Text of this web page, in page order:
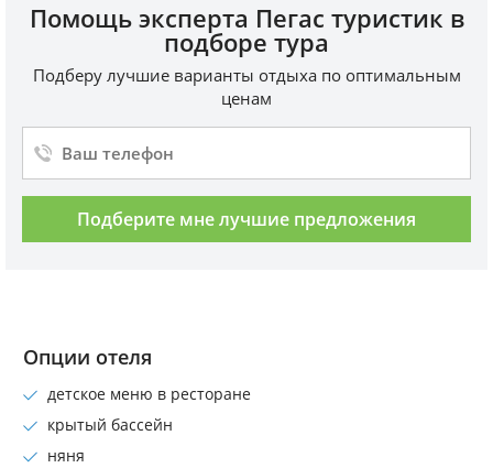
Помощь эксперта Пегас туристик в
подборе тура
Подберу лучшие варианты отдыха по оптимальным
ценам
Подберите мне лучшие предложения
Опции отеля
детское меню в ресторане
крытый бассейн
няня